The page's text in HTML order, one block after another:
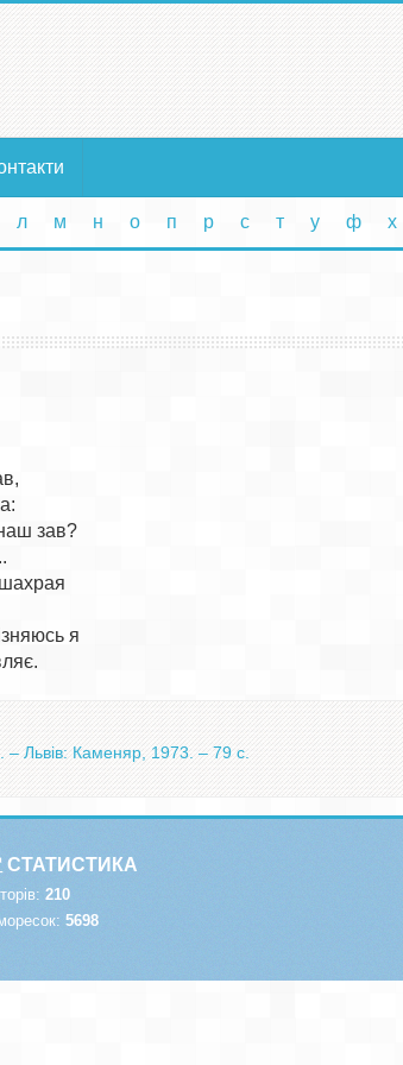
л м н о п р с т у ф х
зав?
я
Львів: Каменяр, 1973. – 79 с.
СТАТИСТИКА
210
5698